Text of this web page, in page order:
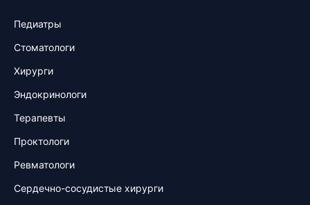
Педиатры
Стоматологи
Хирурги
Эндокринологи
Терапевты
Проктологи
Ревматологи
Сердечно-сосудистые хирурги